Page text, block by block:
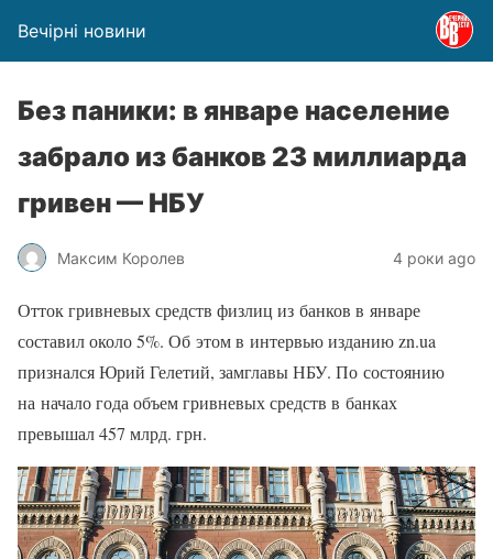
Вечірні новини
Без паники: в январе население
забрало из банков 23 миллиарда
гривен — НБУ
Максим Королев 4 роки ago
Отток гривневых средств физлиц из банков в январе
составил около 5%. Об этом в интервью изданию zn.ua
признался Юрий Гелетий, замглавы НБУ. По состоянию
на начало года объем гривневых средств в банках
превышал 457 млрд. грн.